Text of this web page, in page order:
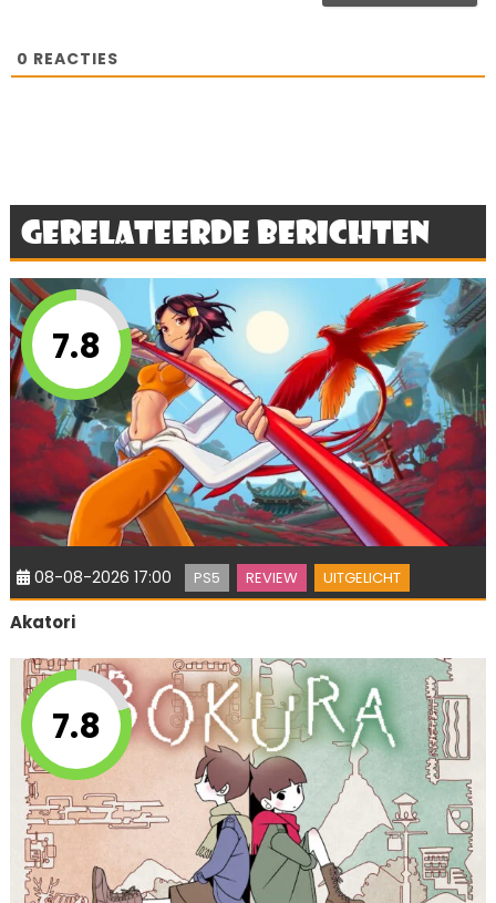
0 REACTIES
Gerelateerde berichten
7.8
08-08-2026 17:00 PS5 REVIEW UITGELICHT
Akatori
7.8